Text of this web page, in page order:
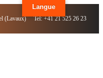
(Lavaux) Tel: +41 21 525 26 23
Langue